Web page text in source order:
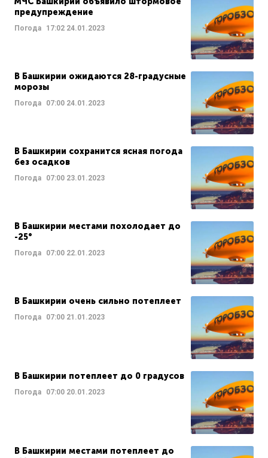
предупреждение
Погода 17:02 24.01.2023
В Башкирии ожидаются 28-градусные
морозы
Погода 07:00 24.01.2023
В Башкирии сохранится ясная погода
без осадков
Погода 07:00 23.01.2023
В Башкирии местами похолодает до
-25°
Погода 07:00 22.01.2023
В Башкирии очень сильно потеплеет
Погода 07:00 21.01.2023
В Башкирии потеплеет до 0 градусов
Погода 07:00 20.01.2023
В Башкирии местами потеплеет до